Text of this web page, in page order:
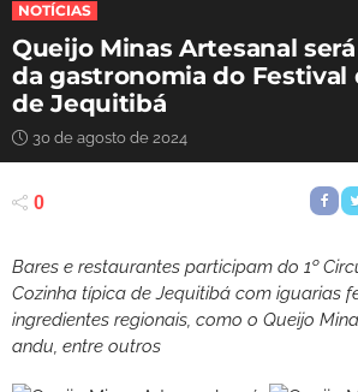
NOTÍCIAS
Queijo Minas Artesanal
da gastronomia do Festival
de Jequitibá
30 de agosto de 2024
0
Bares e restaurantes participam do 1º
Cozinha típica de Jequitibá com iguarias
ingredientes regionais, como o Queijo
andu, entre outros